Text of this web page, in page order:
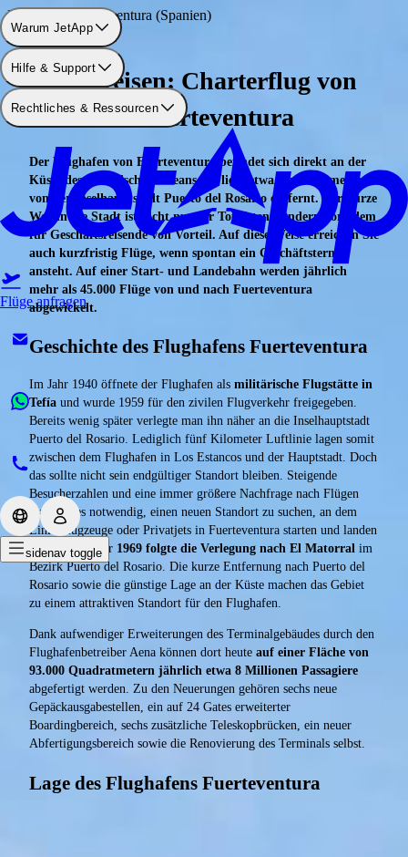
Warum JetApp
Hilfe & Support
Rechtliches & Ressourcen
Flüge anfragen
sidenav toggle
Flughafen: Fuerteventura (Spanien)
Privat reisen: Charterflug von
und nach Fuerteventura
Der Flughafen von Fuerteventura befindet sich direkt an der
Küste des Atlantischen Ozeans. Er liegt etwa fünf Kilometer
von der Inselhauptstadt Puerto del Rosario entfernt. Der kurze
Weg in die Stadt ist nicht nur für Touristen, sondern vor allem
für Geschäftsreisende von Vorteil. Auf diese Weise erreichen Sie
auch kurzfristig Flüge, wenn spontan ein Geschäftstermin
ansteht. Auf einer Start- und Landebahn werden jährlich
mehr als 45.000 Flüge von und nach Fuerteventura
abgewickelt.
Geschichte des Flughafens Fuerteventura
Im Jahr 1940 öffnete der Flughafen als militärische Flugstätte in
Tefía und wurde 1959 für den zivilen Flugverkehr freigegeben.
Bereits wenig später verlegte man ihn näher an die Inselhauptstadt
Puerto del Rosario. Lediglich fünf Kilometer Luftlinie lagen somit
zwischen dem Flughafen in Los Estancos und der Hauptstadt. Doch
das sollte nicht sein endgültiger Standort bleiben. Steigende
Besucherzahlen und eine immer größere Nachfrage nach Flügen
machten es notwendig, einen neuen Standort zu suchen, an dem
Linienflugzeuge oder Privatjets in Fuerteventura starten und landen
können. Im Jahr 1969 folgte die Verlegung nach El Matorral im
Bezirk Puerto del Rosario. Die kurze Entfernung nach Puerto del
Rosario sowie die günstige Lage an der Küste machen das Gebiet
zu einem attraktiven Standort für den Flughafen.
Dank aufwendiger Erweiterungen des Terminalgebäudes durch den
Flughafenbetreiber Aena können dort heute auf einer Fläche von
93.000 Quadratmetern jährlich etwa 8 Millionen Passagiere
abgefertigt werden. Zu den Neuerungen gehören sechs neue
Gepäckausgabestellen, ein auf 24 Gates erweiterter
Boardingbereich, sechs zusätzliche Teleskopbrücken, ein neuer
Abfertigungsbereich sowie die Renovierung des Terminals selbst.
Lage des Flughafens Fuerteventura